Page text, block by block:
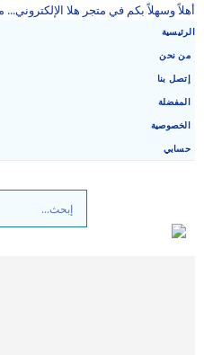
أهلاً وسهلاً بكم في متجر هلا
الرئيسية
من نحن
إتصل بنا
المفضلة
الخصوصية
حسابي